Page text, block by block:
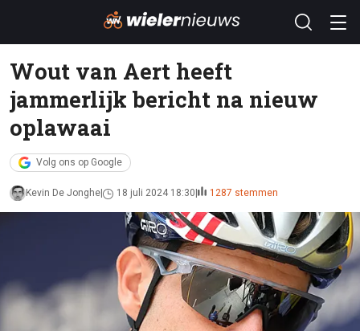
Wout van Aert heeft
jammerlijk bericht na nieuw
oplawaai
Volg ons op Google
Kevin De Jonghe 18 juli 2024 18:30 1287 stemmen